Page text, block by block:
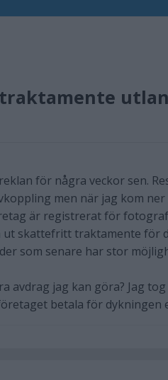
för några veckor sen.
men när jag kom
är registrerat för
ut skattefritt traktamente för
som senare har stor
avdrag jag kan göra? Jag
betala för dykningen